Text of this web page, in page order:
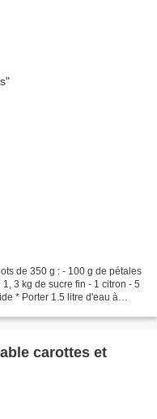
de 350 g : - 100 g de pétales
3 kg de sucre fin - 1 citron - 5
* Porter 1.5 litre d'eau à
carottes et